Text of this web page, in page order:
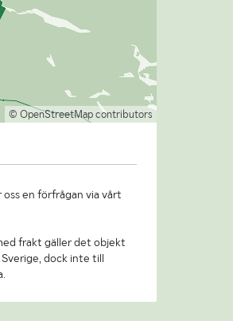
© OpenStreetMap contributors
en förfrågan via vårt
frakt gäller det objekt
dock inte till